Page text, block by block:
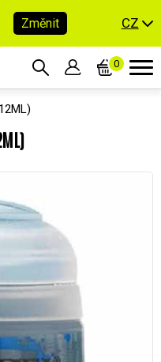
Změnit CZ
0